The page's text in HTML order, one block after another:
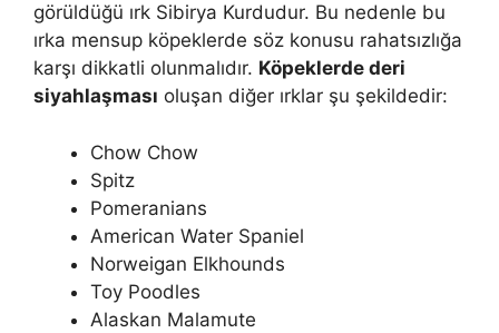
görüldüğü ırk Sibirya Kurdudur. Bu nedenle bu
ırka mensup köpeklerde söz konusu rahatsızlığa
karşı dikkatli olunmalıdır. Köpeklerde deri
siyahlaşması oluşan diğer ırklar şu şekildedir:
Chow Chow
Spitz
Pomeranians
American Water Spaniel
Norweigan Elkhounds
Toy Poodles
Alaskan Malamute